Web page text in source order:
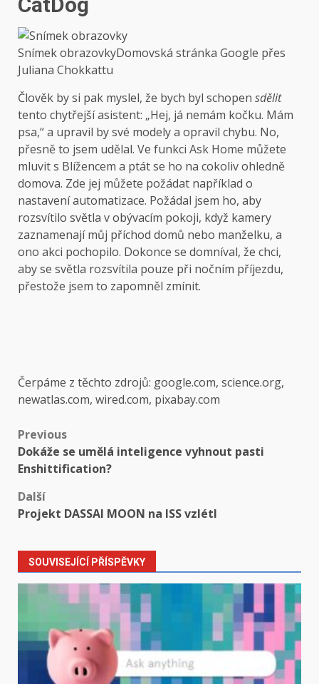
Snímek obrazovkyDomovská stránka Google přes
Juliana Chokkattu
Člověk by si pak myslel, že bych byl schopen sdělit
tento chytřejší asistent: „Hej, já nemám kočku. Mám
psa,“ a upravil by své modely a opravil chybu. No,
přesně to jsem udělal. Ve funkci Ask Home můžete
mluvit s Blížencem a ptát se ho na cokoliv ohledně
domova. Zde jej můžete požádat například o
nastavení automatizace. Požádal jsem ho, aby
rozsvítilo světla v obývacím pokoji, když kamery
zaznamenají můj příchod domů nebo manželku, a
ono akci pochopilo. Dokonce se domníval, že chci,
aby se světla rozsvítila pouze při nočním příjezdu,
přestože jsem to zapomněl zmínit.
Čerpáme z těchto zdrojů: google.com, science.org,
newatlas.com, wired.com, pixabay.com
Post
navigation
Previous
Dokáže se umělá inteligence vyhnout pasti
Enshittification?
Další
Projekt DASSAI MOON na ISS vzlétl
SOUVISEJÍCÍ PŘÍSPĚVKY